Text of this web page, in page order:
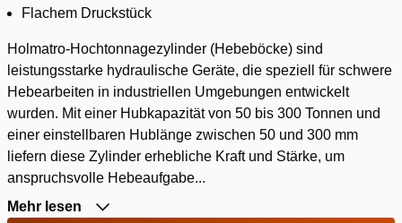
Flachem Druckstück
Holmatro-Hochtonnagezylinder (Hebeböcke) sind
leistungsstarke hydraulische Geräte, die speziell für schwere
Hebearbeiten in industriellen Umgebungen entwickelt
wurden. Mit einer Hubkapazität von 50 bis 300 Tonnen und
einer einstellbaren Hublänge zwischen 50 und 300 mm
liefern diese Zylinder erhebliche Kraft und Stärke, um
anspruchsvolle Hebeaufgabe...
Mehr lesen